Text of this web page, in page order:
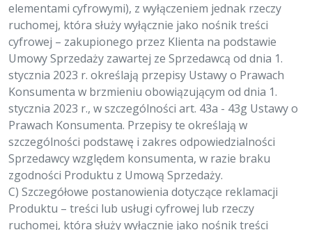
elementami cyfrowymi), z wyłączeniem jednak rzeczy
ruchomej, która służy wyłącznie jako nośnik treści
cyfrowej – zakupionego przez Klienta na podstawie
Umowy Sprzedaży zawartej ze Sprzedawcą od dnia 1.
stycznia 2023 r. określają przepisy Ustawy o Prawach
Konsumenta w brzmieniu obowiązującym od dnia 1.
stycznia 2023 r., w szczególności art. 43a - 43g Ustawy o
Prawach Konsumenta. Przepisy te określają w
szczególności podstawę i zakres odpowiedzialności
Sprzedawcy względem konsumenta, w razie braku
zgodności Produktu z Umową Sprzedaży.
C) Szczegółowe postanowienia dotyczące reklamacji
Produktu – treści lub usługi cyfrowej lub rzeczy
ruchomej, która służy wyłącznie jako nośnik treści